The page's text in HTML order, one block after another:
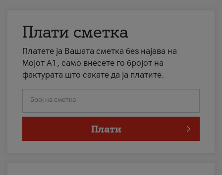
Плати сметка
Платете ја Вашата сметка без најава на
Мојот А1, само внесете го бројот на
фактурата што сакате да ја платите.
Број на сметка
Плати